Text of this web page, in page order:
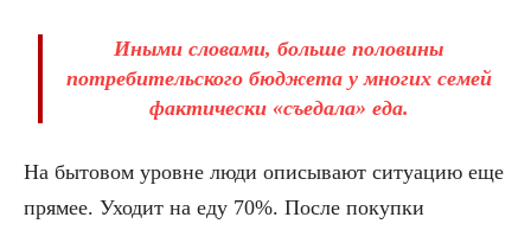
Иными словами, больше половины
потребительского бюджета у многих семей
фактически «съедала» еда.
На бытовом уровне люди описывают ситуацию еще
прямее. Уходит на еду 70%. После покупки